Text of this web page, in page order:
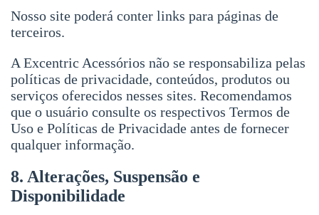
Nosso site poderá conter links para páginas de
terceiros.
A Excentric Acessórios não se responsabiliza pelas
políticas de privacidade, conteúdos, produtos ou
serviços oferecidos nesses sites. Recomendamos
que o usuário consulte os respectivos Termos de
Uso e Políticas de Privacidade antes de fornecer
qualquer informação.
8. Alterações, Suspensão e
Disponibilidade